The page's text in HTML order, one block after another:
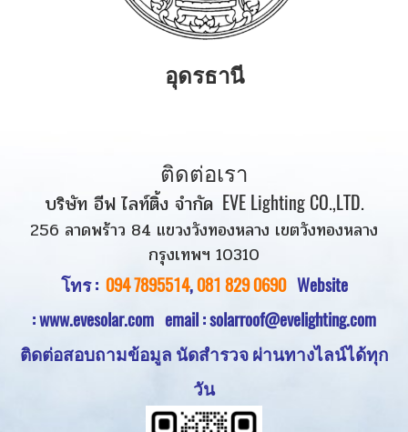
อุดรธานี
ติดต่อเรา
บริษัท อีฟ ไลท์ติ้ง จำกัด EVE Lighting CO.,LTD.
256 ลาดพร้าว 84 แขวงวังทองหลาง เขตวังทองหลาง
กรุงเทพฯ 10310
โทร : 094 7895514,081 829 0690Website
:www.evesolar.com email : solarroof@evelighting.com
ติดต่อสอบถามข้อมูล นัดสำรวจผ่านทางไลน์ได้ทุก
วัน